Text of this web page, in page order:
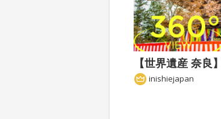
inishiejapan